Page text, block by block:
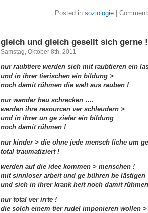
Posted in soziologie|
gleich und gleich gesellt sich gerne !
Samstag, Oktober 8th, 2011
nur raubtiere werden sich mit raubtieren ein
und in ihrer tierischen ein bildung >
noch damit rühmen die welt aus rauben !
nur wander heu schrecken ….
werden ihre resourcen ver schleudern >
und in ihrer un ge ziefer ein bildung
noch damit rühmen !
nur kinder > die ohne jede mensch liche um
total traumatiziert !
werden auf die idee kommen > menschen !
mit sinnloser arbeit und ge bühren be lästigen
und sich in ihrer krank heit noch damit
nur total ver irrte !
die solch einem tier rudel imponieren wollen >